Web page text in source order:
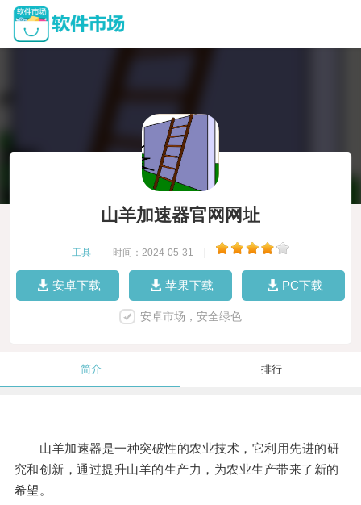
山羊加速器官网网址
工具 时间：2024-05-31
安卓下载 苹果下载 PC下载
安卓市场，安全绿色
简介 排行
山羊加速器是一种突破性的农业技术，它利用先进的研
究和创新，通过提升山羊的生产力，为农业生产带来了新的
希望。